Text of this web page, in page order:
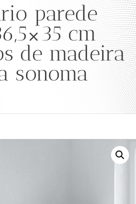
parede
cm
de madeira
sonoma